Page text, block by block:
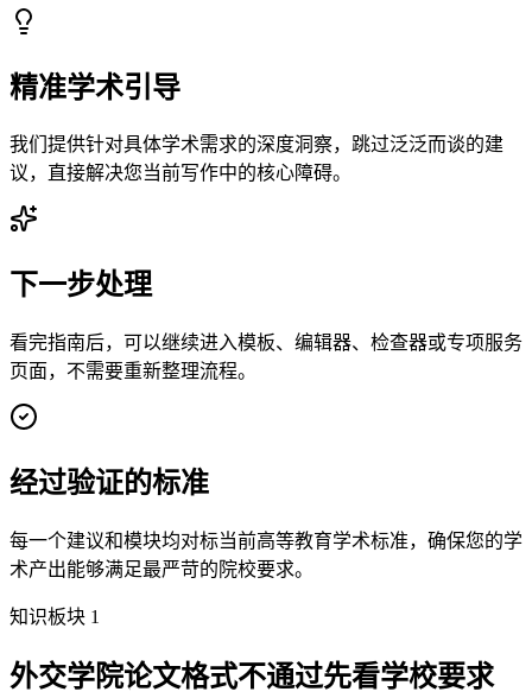
精准学术引导
我们提供针对具体学术需求的深度洞察，跳过泛泛而谈的建
议，直接解决您当前写作中的核心障碍。
下一步处理
看完指南后，可以继续进入模板、编辑器、检查器或专项服务
页面，不需要重新整理流程。
经过验证的标准
每一个建议和模块均对标当前高等教育学术标准，确保您的学
术产出能够满足最严苛的院校要求。
知识板块 1
外交学院论文格式不通过先看学校要求